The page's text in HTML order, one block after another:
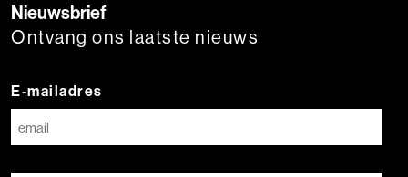
Nieuwsbrief
Ontvang ons laatste nieuws
E-mailadres